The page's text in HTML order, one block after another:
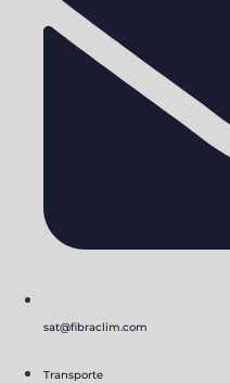
sat@fibraclim.com
Transporte